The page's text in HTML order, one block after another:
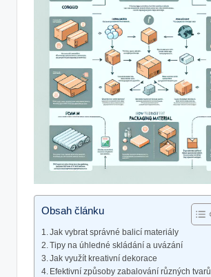
Obsah článku
Jak vybrat správné balicí materiály
Tipy na úhledné skládání a uvázání
Jak využít kreativní dekorace
Efektivní způsoby zabalování různých tvarů